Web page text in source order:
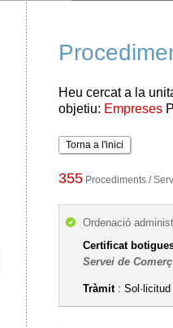
Heu cercat a la
objetiu: Empreses
Torna a l'inici
355 Procediments /
Ordenació
Certificat
Servei de Comerç
Tràmit: Sol·licitud